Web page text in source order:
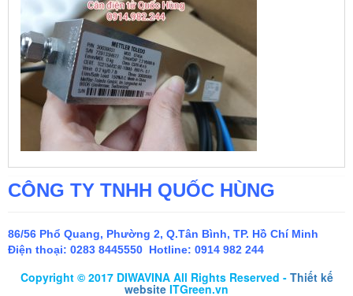
CÔNG TY TNHH QUỐC HÙNG
86/56 Phổ Quang, Phường 2, Q.Tân Bình, TP. Hồ Chí Minh
Điện thoại: 0283 8445550 Hotline: 0914 982 244
Copyright © 2017 DIWAVINA All Rights Reserved - Thiết kế
website ITGreen.vn